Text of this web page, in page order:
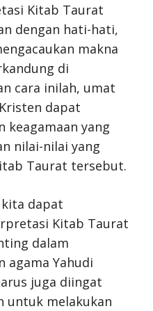
Kitab Taurat
dengan hati-hati,
makna
di
cara inilah, umat
dapat
keagamaan yang
nilai-nilai yang
Taurat tersebut.
dapat
Kitab Taurat
dalam
agama Yahudi
juga diingat
untuk melakukan